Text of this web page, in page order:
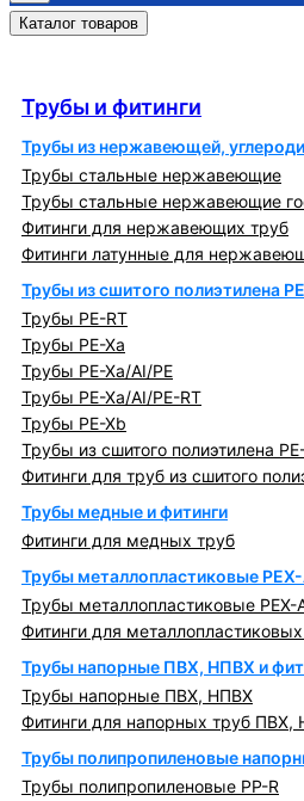
Каталог товаров
Трубы и фитинги
Трубы из нержавеющей,
Трубы стальные нержавеющие
Трубы стальные нержавеющие
Фитинги для нержавеющих труб
Фитинги латунные для
Трубы из сшитого полиэтилена
Трубы PE-RT
Трубы PE-Xa
Трубы PE-Xa/AI/PE
Трубы PE-Xa/AI/PE-RT
Трубы PE-Xb
Трубы из сшитого полиэтилена
Фитинги для труб из сшитого
Трубы медные и фитинги
Фитинги для медных труб
Трубы металлопластиковые
Трубы металлопластиковые PEX-
Фитинги для металлопластиковых
Трубы напорные ПВХ, НПВХ и
Трубы напорные ПВХ, НПВХ
Фитинги для напорных труб ПВХ,
Трубы полипропиленовые
Трубы полипропиленовые PP-R